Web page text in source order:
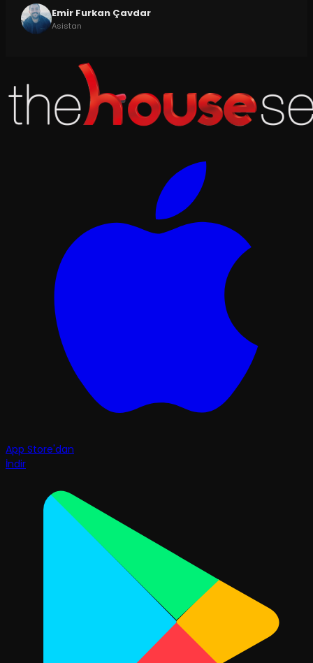
Emir Furkan Çavdar
Asistan
App Store'dan
İndir